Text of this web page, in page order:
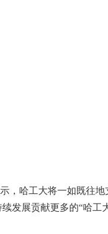
，哈工大将一如既往
发展贡献更多的“哈工